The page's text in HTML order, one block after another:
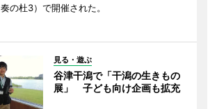
奏の杜3）で開催された。
見る・遊ぶ
谷津干潟で「干潟の生きもの
展」 子ども向け企画も拡充